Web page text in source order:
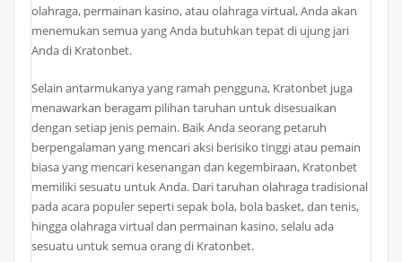
olahraga, permainan kasino, atau olahraga virtual, Anda akan
menemukan semua yang Anda butuhkan tepat di ujung jari
Anda di Kratonbet.
Selain antarmukanya yang ramah pengguna, Kratonbet juga
menawarkan beragam pilihan taruhan untuk disesuaikan
dengan setiap jenis pemain. Baik Anda seorang petaruh
berpengalaman yang mencari aksi berisiko tinggi atau pemain
biasa yang mencari kesenangan dan kegembiraan, Kratonbet
memiliki sesuatu untuk Anda. Dari taruhan olahraga tradisional
pada acara populer seperti sepak bola, bola basket, dan tenis,
hingga olahraga virtual dan permainan kasino, selalu ada
sesuatu untuk semua orang di Kratonbet.